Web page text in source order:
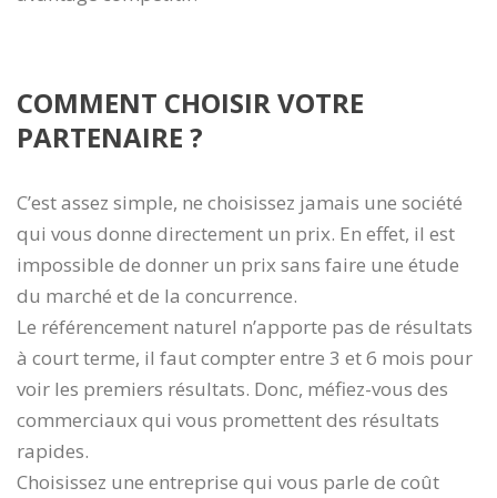
COMMENT CHOISIR VOTRE
PARTENAIRE ?
C’est assez simple, ne choisissez jamais une société
qui vous donne directement un prix. En effet, il est
impossible de donner un prix sans faire une étude
du marché et de la concurrence.
Le référencement naturel n’apporte pas de résultats
à court terme, il faut compter entre 3 et 6 mois pour
voir les premiers résultats. Donc, méfiez-vous des
commerciaux qui vous promettent des résultats
rapides.
Choisissez une entreprise qui vous parle de coût